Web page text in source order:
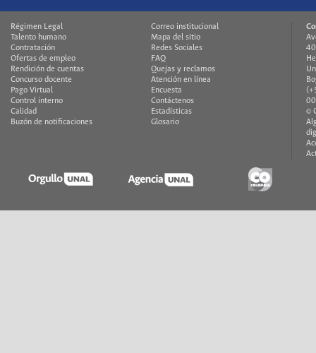
Régimen Legal
Talento humano
Contratación
Ofertas de empleo
Rendición de cuentas
Concurso docente
Pago Virtual
Control interno
Calidad
Buzón de notificaciones
Correo institucional
Mapa del sitio
Redes Sociales
FAQ
Quejas y reclamos
Atención en línea
Encuesta
Contáctenos
Estadísticas
Glosario
©